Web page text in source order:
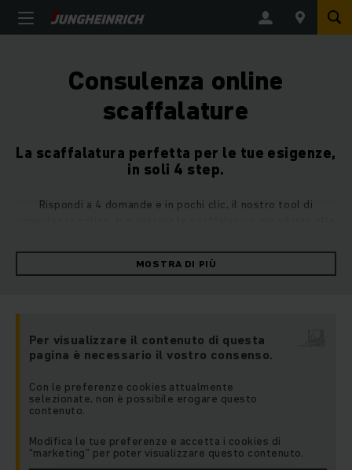
Consulenza online
scaffalature
La scaffalatura perfetta per le tue esigenze,
in soli 4 step.
Rispondi a 4 domande e in pochi clic, il nostro tool di
MOSTRA DI PIÙ
Per visualizzare il contenuto di questa
pagina è necessario il vostro consenso.
Con le preferenze cookies attualmente
selezionate, non è possibile erogare questo
contenuto.
Modifica le tue preferenze e accetta i cookies di
“marketing” per poter visualizzare questo contenuto.